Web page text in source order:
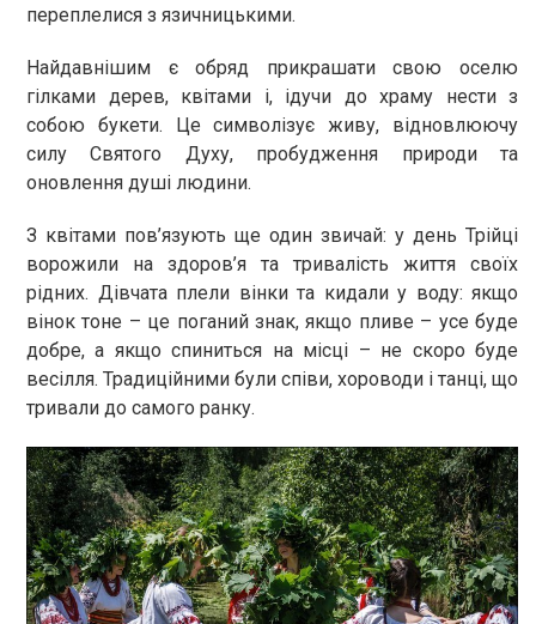
переплелися з язичницькими.
Найдавнішим є обряд прикрашати свою оселю
гілками дерев, квітами і, ідучи до храму нести з
собою букети. Це символізує живу, відновлюючу
силу Святого Духу, пробудження природи та
оновлення душі людини.
З квітами пов’язують ще один звичай: у день Трійці
ворожили на здоров’я та тривалість життя своїх
рідних. Дівчата плели вінки та кидали у воду: якщо
вінок тоне – це поганий знак, якщо пливе – усе буде
добре, а якщо спиниться на місці – не скоро буде
весілля. Традиційними були співи, хороводи і танці, що
тривали до самого ранку.